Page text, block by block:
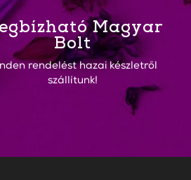
Magyar
Bolt
rendelést hazai készletről
szállítunk!